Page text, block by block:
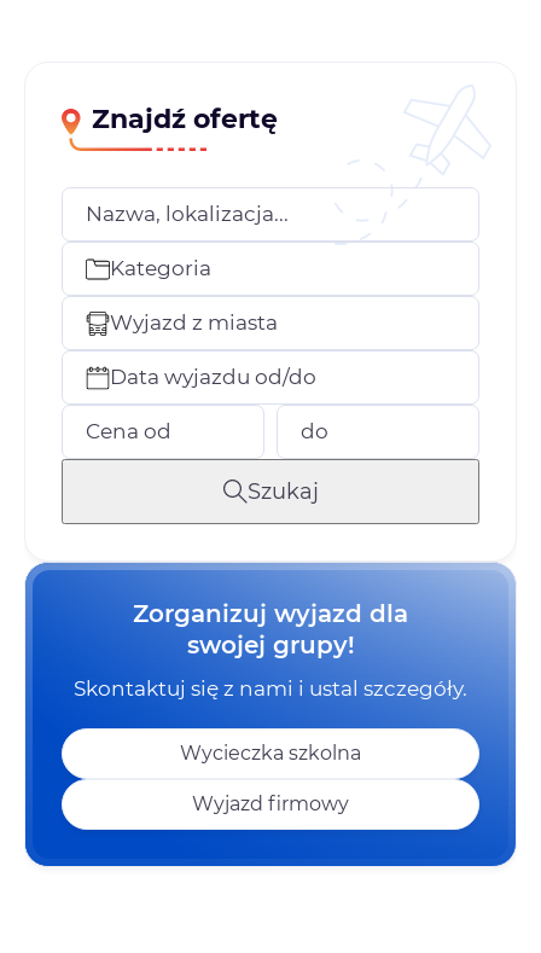
Znajdź ofertę
Nazwa, lokalizacja...
Kategoria
Wyjazd z miasta
Data wyjazdu od/do
Cena od do
Szukaj
Zorganizuj wyjazd dla
swojej grupy!
Skontaktuj się z nami i ustal szczegóły.
Wycieczka szkolna
Wyjazd firmowy